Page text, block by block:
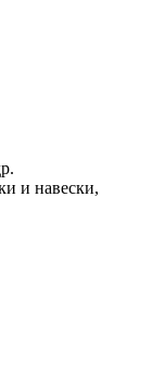
и навески,